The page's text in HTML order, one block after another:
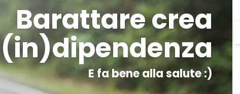
Barattare crea
(in)dipendenza
E fa bene alla salute :)